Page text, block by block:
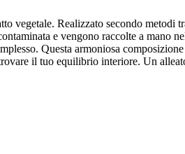
vegetale. Realizzato secondo metodi
e vengono raccolte a mano
Questa armoniosa
il tuo equilibrio interiore. Un